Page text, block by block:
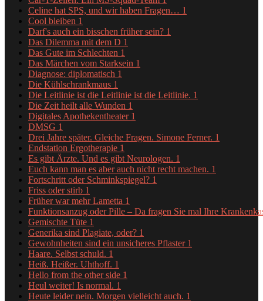
Celine hat SPS, und wir haben Fragen… 1
Cool bleiben 1
Darf's auch ein bisschen früher sein? 1
Das Dilemma mit dem D 1
Das Gute im Schlechten 1
Das Märchen vom Starksein 1
Diagnose: diplomatisch 1
Die Kühlschrankmaus 1
Die Leitlinie ist die Leitlinie ist die Leitlinie. 1
Die Zeit heilt alle Wunden 1
Digitales Apothekentheater 1
DMSG 1
Drei Jahre später. Gleiche Fragen. Simone Ferner. 1
Endstation Ergotherapie 1
Es gibt Ärzte. Und es gibt Neurologen. 1
Euch kann man es aber auch nicht recht machen. 1
Fortschritt oder Schminkspiegel? 1
Friss oder stirb 1
Früher war mehr Lametta 1
Funktionsanzug oder Pille – Da fragen Sie mal Ihre
Gemischte Tüte 1
Generika sind Plagiate, oder? 1
Gewohnheiten sind ein unsicheres Pflaster 1
Haare. Selbst schuld. 1
Heiß. Heißer. Uhthoff. 1
Hello from the other side 1
Heul weiter! Is normal. 1
Heute leider nein. Morgen vielleicht auch. 1